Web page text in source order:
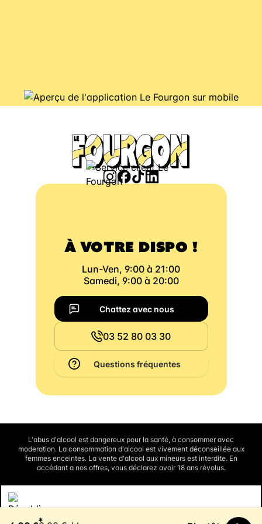
*
À VOTRE DISPO !
Lun-Ven, 9:00 à 21:00
Samedi, 9:00 à 20:00
Chattez avec nous
03 52 80 03 30
Questions fréquentes
L'abus d'alcool est dangereux pour la santé, à consommer avec
moderation. La consommation d'alcool est vivement déconseillée aux
femmes enceintes. La vente d'alcool aux mineurs est interdite. En
accédant a nos offres, vous déclarez avoir 18 ans révolus.
moins de 18 ans